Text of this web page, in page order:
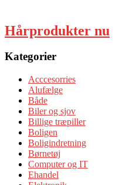
Hårprodukter nu
Kategorier
Acccesorries
Alufælge
Både
Biler og sjov
Billige træpiller
Boligen
Boligindretning
Børnetøj
Computer og IT
Ehandel